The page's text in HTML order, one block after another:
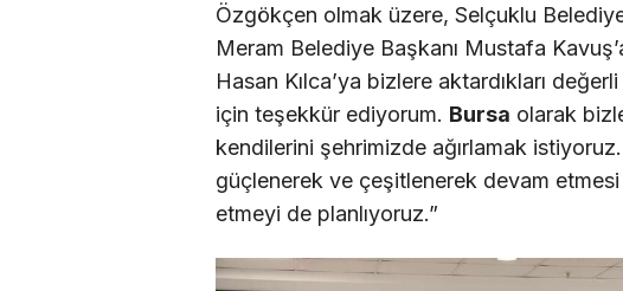
Özgökçen olmak üzere, Selçuklu
Meram Belediye Başkanı Mustafa
Hasan Kılca’ya bizlere aktardıkları
için teşekkür ediyorum. Bursa olarak
kendilerini şehrimizde ağırlamak
güçlenerek ve çeşitlenerek devam
etmeyi de planlıyoruz.”